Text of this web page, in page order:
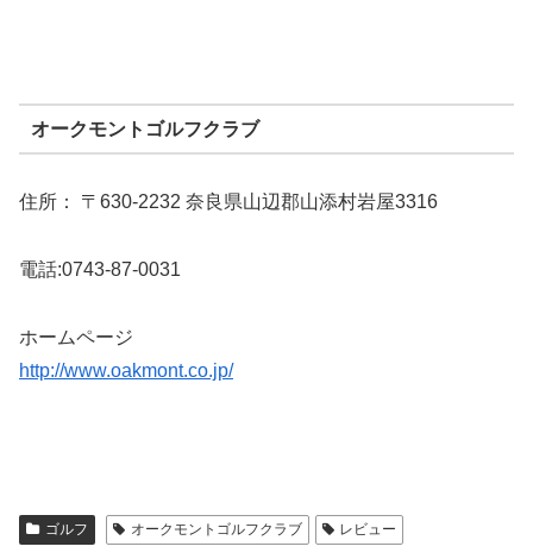
オークモントゴルフクラブ
住所： 〒630-2232 奈良県山辺郡山添村岩屋3316
電話:0743-87-0031
ホームページ
http://www.oakmont.co.jp/
ゴルフ オークモントゴルフクラブ レビュー